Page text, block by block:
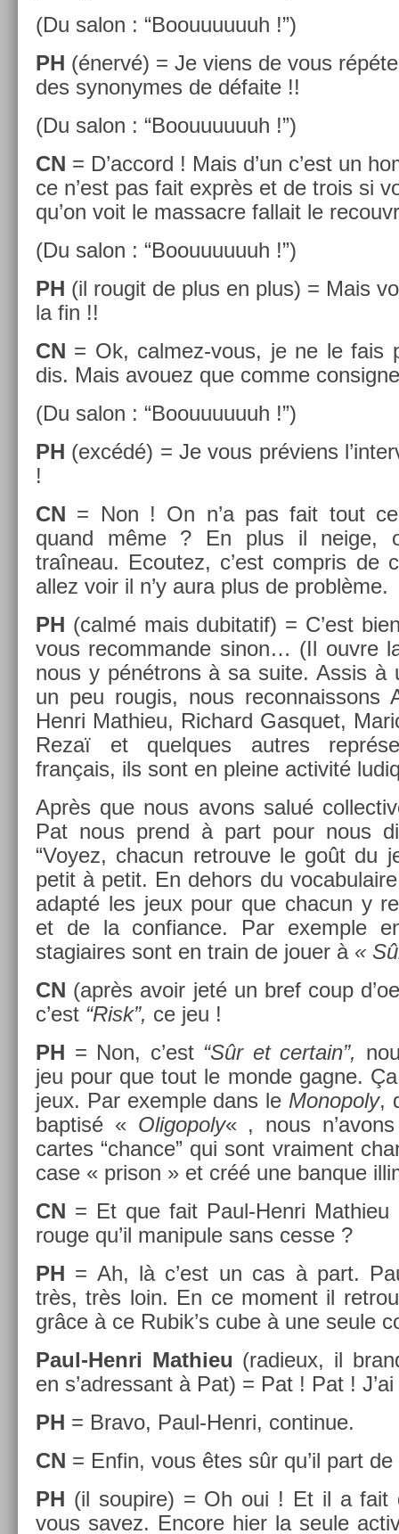
(Du salon : “Boouuuuuuh !”)
PH (énervé) = Je viens de vous
des syn­onymes de défaite !!
(Du salon : “Boouuuuuuh !”)
CN = D’ac­cord ! Mais d’un c’est un
ce n’est pas fait exprès et de trois si
qu’on voit le mas­sacre fal­lait le
(Du salon : “Boouuuuuuh !”)
PH (il rougit de plus en plus) = Mais
la fin !!
CN = Ok, calmez-vous, je ne le fais
dis. Mais avouez que comme
(Du salon : “Boouuuuuuh !”)
PH (excédé) = Je vous préviens
!
CN = Non ! On n’a pas fait tout
quand même ? En plus il neige,
traîneau. Ecoutez, c’est com­pris de
allez voir il n’y aura plus de problème.
PH (calmé mais dubitatif) = C’est
vous re­com­mande sinon… (Il ouvre
nous y pénétrons à sa suite. Assis à
un peu rougis, nous re­con­nais­sons
Henri Mat­hieu, Ric­hard Gas­quet,
Rezaï et quel­ques aut­res
français, ils sont en pleine ac­tivité
Après que nous avons salué
Pat nous prend à part pour nous
“Voyez, chacun retro­uve le goût du
petit à petit. En de­hors du
adapté les jeux pour que chacun y
et de la con­fian­ce. Par ex­em­ple
stagiaires sont en train de jouer à «
CN (après avoir jeté un bref coup
c’est “Risk”, ce jeu !
PH = Non, c’est “Sûr et cer­tain”,
jeu pour que tout le monde gagne.
jeux. Par ex­em­ple dans le Mono­po­ly,
bap­tisé « Oligopo­ly« , nous
car­tes “chan­ce” qui sont vrai­ment
case « prison » et créé une ban­que
CN = Et que fait Paul-Henri
rouge qu’il man­ipule sans cesse ?
PH = Ah, là c’est un cas à part.
très, très loin. En ce mo­ment il
grâce à ce Rubik’s cube à une seule
Paul-Henri Mat­hieu (radieux, il
en s’ad­ressant à Pat) = Pat ! Pat !
PH = Bravo, Paul-Henri, con­tinue.
CN = Enfin, vous êtes sûr qu’il part
PH (il soupire) = Oh oui ! Et il a fait
vous savez. En­core hier la seule